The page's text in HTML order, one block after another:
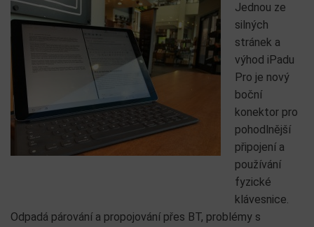
Jednou ze
silných
stránek a
výhod iPadu
Pro je nový
boční
konektor pro
pohodlnější
připojení a
používání
fyzické
klávesnice.
Odpadá párování a propojování přes BT, problémy s